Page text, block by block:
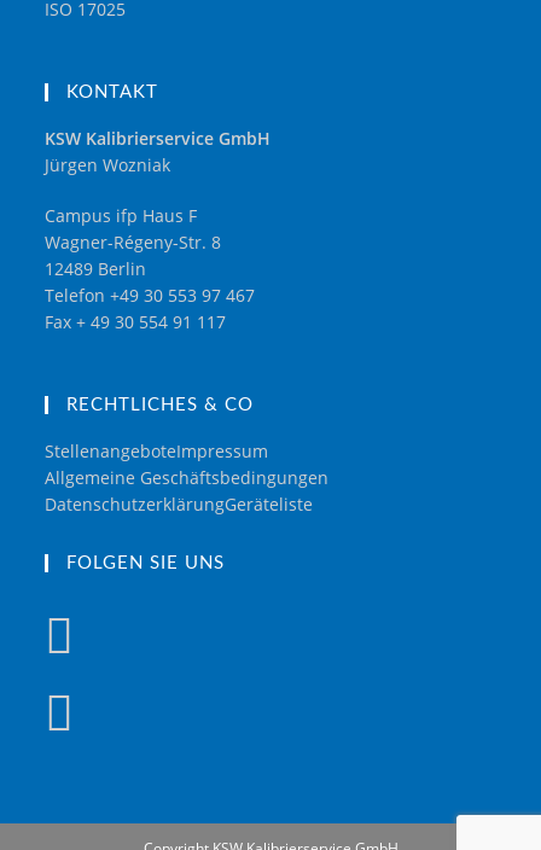
ISO 17025
KONTAKT
KSW Kalibrierservice GmbH
Jürgen Wozniak
Campus ifp Haus F
Wagner-Régeny-Str. 8
12489 Berlin
Telefon +49 30 553 97 467
Fax + 49 30 554 91 117
RECHTLICHES & CO
StellenangeboteImpressum
Allgemeine Geschäftsbedingungen
DatenschutzerklärungGeräteliste
FOLGEN SIE UNS